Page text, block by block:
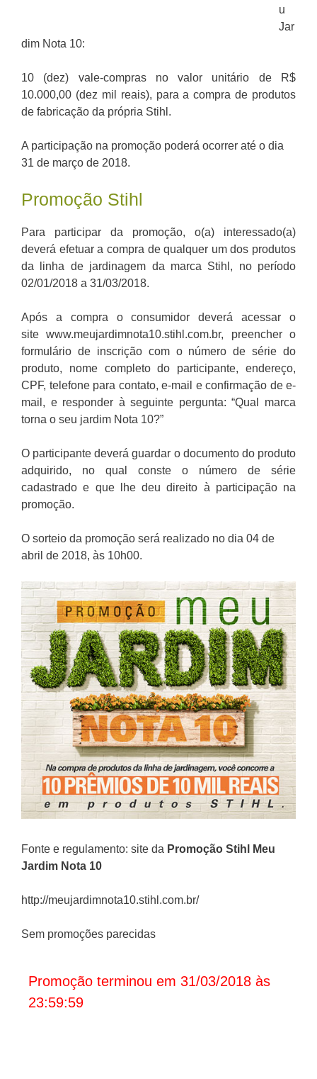
u
Jar
dim Nota 10:
10 (dez) vale-compras no valor unitário de R$
10.000,00 (dez mil reais), para a compra de produtos
de fabricação da própria Stihl.
A participação na promoção poderá ocorrer até o dia
31 de março de 2018.
Promoção Stihl
Para participar da promoção, o(a) interessado(a)
deverá efetuar a compra de qualquer um dos produtos
da linha de jardinagem da marca Stihl, no período
02/01/2018 a 31/03/2018.
Após a compra o consumidor deverá acessar o
site www.meujardimnota10.stihl.com.br, preencher o
formulário de inscrição com o número de série do
produto, nome completo do participante, endereço,
CPF, telefone para contato, e-mail e confirmação de e-
mail, e responder à seguinte pergunta: “Qual marca
torna o seu jardim Nota 10?”
O participante deverá guardar o documento do produto
adquirido, no qual conste o número de série
cadastrado e que lhe deu direito à participação na
promoção.
O sorteio da promoção será realizado no dia 04 de
abril de 2018, às 10h00.
Fonte e regulamento: site da Promoção Stihl
Meu
Jardim Nota 10
http://meujardimnota10.stihl.com.br/
Sem promoções parecidas
Promoção terminou em 31/03/2018 às
23:59:59